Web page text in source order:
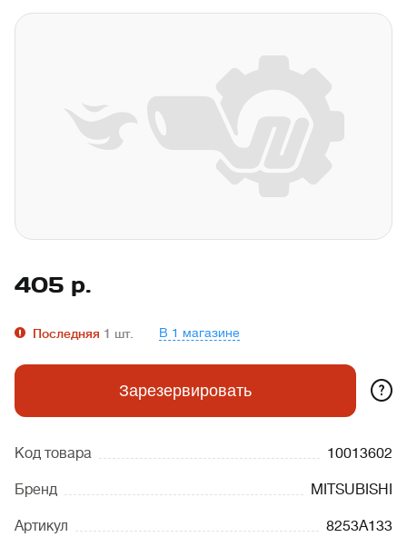
405 р.
Последняя 1 шт. В 1 магазине
Зарезервировать ?
Код товара 10013602
Бренд MITSUBISHI
Артикул 8253A133